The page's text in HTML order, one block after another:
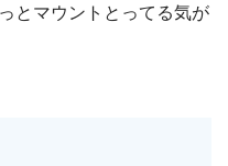
とマウントとってる気が